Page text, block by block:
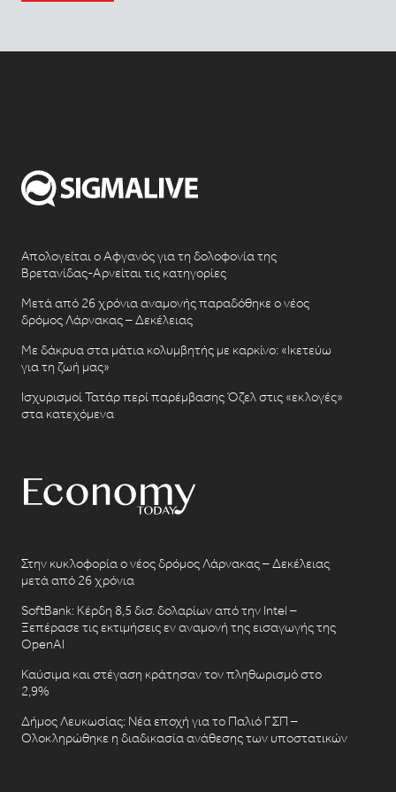
Απολογείται ο Αφγανός για τη δολοφονία της
Βρετανίδας-Αρνείται τις κατηγορίες
Μετά από 26 χρόνια αναμονής παραδόθηκε ο νέος
δρόμος Λάρνακας – Δεκέλειας
Με δάκρυα στα μάτια κολυμβητής με καρκίνο: «Ικετεύω
για τη ζωή μας»
Ισχυρισμοί Τατάρ περί παρέμβασης Όζελ στις «εκλογές»
στα κατεχόμενα
Στην κυκλοφορία ο νέος δρόμος Λάρνακας – Δεκέλειας
μετά από 26 χρόνια
SoftBank: Κέρδη 8,5 δισ. δολαρίων από την Intel –
Ξεπέρασε τις εκτιμήσεις εν αναμονή της εισαγωγής της
OpenAI
Καύσιμα και στέγαση κράτησαν τον πληθωρισμό στο
2,9%
Δήμος Λευκωσίας: Νέα εποχή για το Παλιό ΓΣΠ –
Ολοκληρώθηκε η διαδικασία ανάθεσης των υποστατικών